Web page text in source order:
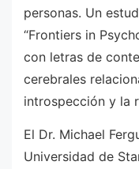
personas. Un
“Frontiers in
con letras de
cerebrales
introspección y la
El Dr. Michael
Universidad de